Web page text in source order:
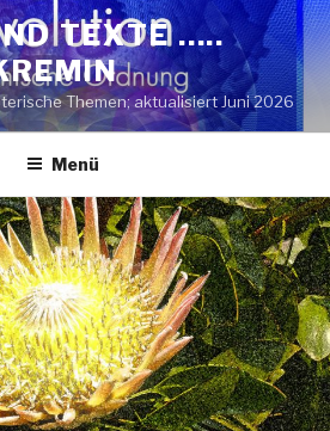
TEXTE …..
Themen; aktualisiert Juni 2026
Menü